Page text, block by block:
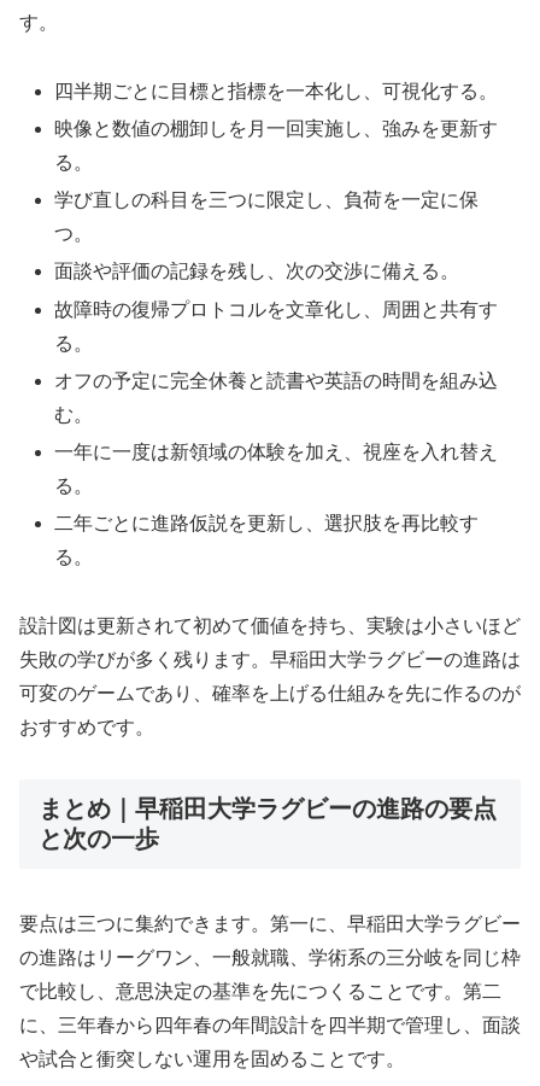
す。
四半期ごとに目標と指標を一本化し、可視化する。
映像と数値の棚卸しを月一回実施し、強みを更新す
る。
学び直しの科目を三つに限定し、負荷を一定に保
つ。
面談や評価の記録を残し、次の交渉に備える。
故障時の復帰プロトコルを文章化し、周囲と共有す
る。
オフの予定に完全休養と読書や英語の時間を組み込
む。
一年に一度は新領域の体験を加え、視座を入れ替え
る。
二年ごとに進路仮説を更新し、選択肢を再比較す
る。
設計図は更新されて初めて価値を持ち、実験は小さいほど
失敗の学びが多く残ります。早稲田大学ラグビーの進路は
可変のゲームであり、確率を上げる仕組みを先に作るのが
おすすめです。
まとめ｜早稲田大学ラグビーの進路の要点
と次の一歩
要点は三つに集約できます。第一に、早稲田大学ラグビー
の進路はリーグワン、一般就職、学術系の三分岐を同じ枠
で比較し、意思決定の基準を先につくることです。第二
に、三年春から四年春の年間設計を四半期で管理し、面談
や試合と衝突しない運用を固めることです。